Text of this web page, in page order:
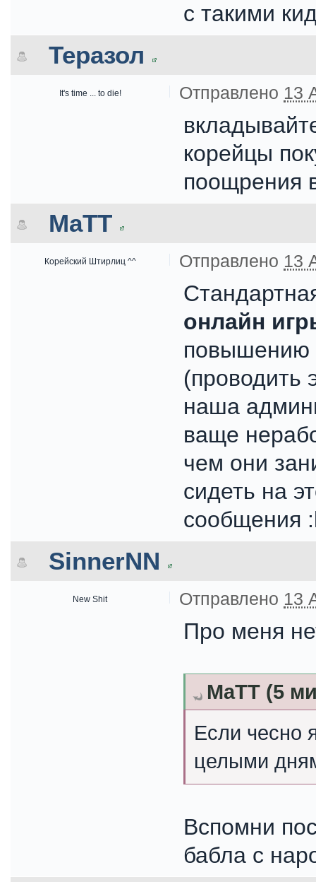
с такими
Теразол
It's time ... to die! Отправлено 13
корейцы
поощрения
MaTT
Корейский Штирлиц ^^ Отправлено 13
онлайн
повышению
(проводить
наша
ваще
чем они
сидеть на
сообщения
SinnerNN
New Shit Отправлено 13
Про меня
MaTT (5
Если чесно
целыми
Вспомни
бабла с